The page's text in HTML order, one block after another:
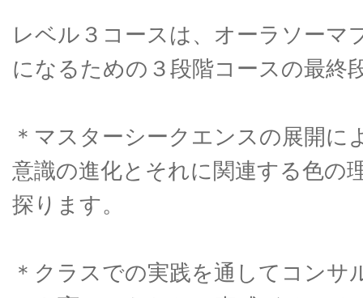
レベル３コースは、オーラソーマ
になるための３段階コースの最終
＊マスターシークエンスの展開に
意識の進化とそれに関連する色の
探ります。
＊クラスでの実践を通してコンサ